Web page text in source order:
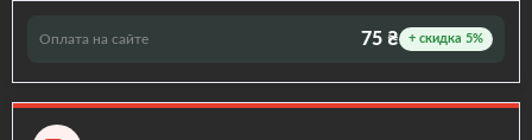
Оплата на сайте 75 ₴ + скидка 5%